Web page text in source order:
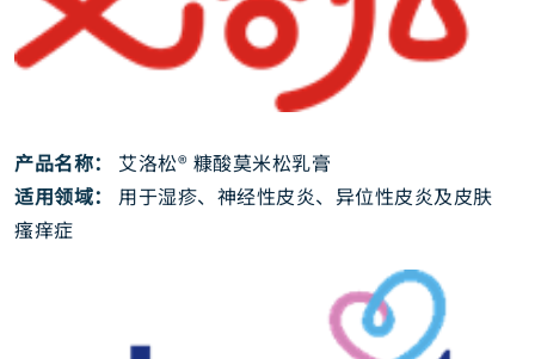
产品名称：
艾洛松® 糠酸莫米松乳膏
适用领域：
用于湿疹、神经性皮炎、异位性皮炎及皮肤
瘙痒症